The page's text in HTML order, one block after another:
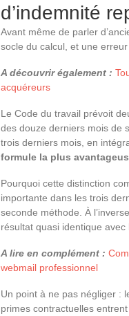
d’indemnité
Avant même de parler
socle du calcul, et une
A découvrir également :
acquéreurs
Le Code du travail prévoit
des douze derniers mois de
trois derniers mois, en
formule la plus
Pourquoi cette distinction
importante dans les trois
seconde méthode. À
résultat quasi identique avec
A lire en complément :
webmail professionnel
Un point à ne pas négliger :
primes contractuelles